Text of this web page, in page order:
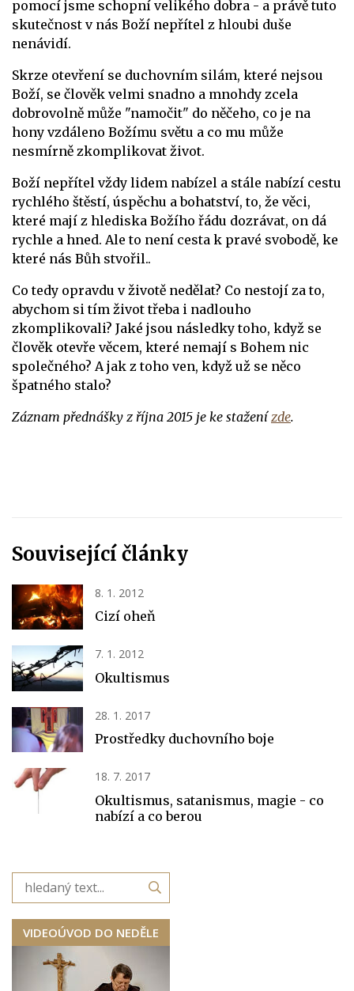
pomocí jsme schopní velikého dobra - a právě tuto
skutečnost v nás Boží nepřítel z hloubi duše
nenávidí.
Skrze otevření se duchovním silám, které nejsou
Boží, se člověk velmi snadno a mnohdy zcela
dobrovolně může "namočit" do něčeho, co je na
hony vzdáleno Božímu světu a co mu může
nesmírně zkomplikovat život.
Boží nepřítel vždy lidem nabízel a stále nabízí cestu
rychlého štěstí, úspěchu a bohatství, to, že věci,
které mají z hlediska Božího řádu dozrávat, on dá
rychle a hned. Ale to není cesta k pravé svobodě, ke
které nás Bůh stvořil..
Co tedy opravdu v životě nedělat? Co nestojí za to,
abychom si tím život třeba i nadlouho
zkomplikovali? Jaké jsou následky toho, když se
člověk otevře věcem, které nemají s Bohem nic
společného? A jak z toho ven, když už se něco
špatného stalo?
Záznam přednášky z října 2015 je ke staženízde.
Související články
8. 1. 2012
Cizí oheň
7. 1. 2012
Okultismus
28. 1. 2017
Prostředky duchovního boje
18. 7. 2017
Okultismus, satanismus, magie - co
nabízí a co berou
VIDEOÚVOD DO NEDĚLE